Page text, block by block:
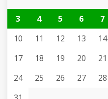
3
4 5 6 7
10
11 12 13 14
17
18 19 20 21
24
25 26 27 28